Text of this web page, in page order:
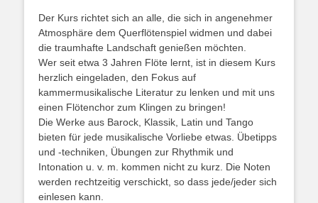
Der Kurs richtet sich an alle, die sich in angenehmer
Atmosphäre dem Querflötenspiel widmen und dabei
die traumhafte Landschaft genießen möchten.
Wer seit etwa 3 Jahren Flöte lernt, ist in diesem Kurs
herzlich eingeladen, den Fokus auf
kammermusikalische Literatur zu lenken und mit uns
einen Flötenchor zum Klingen zu bringen!
Die Werke aus Barock, Klassik, Latin und Tango
bieten für jede musikalische Vorliebe etwas. Übetipps
und -techniken, Übungen zur Rhythmik und
Intonation u. v. m. kommen nicht zu kurz. Die Noten
werden rechtzeitig verschickt, so dass jede/jeder sich
einlesen kann.